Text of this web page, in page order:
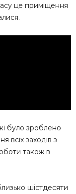
це приміщення
було зроблено
всіх заходів з
також в
шістдесяти